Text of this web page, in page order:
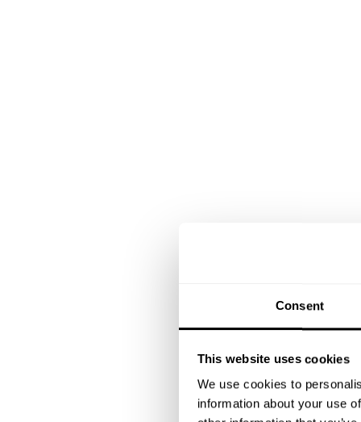
Consent
This website uses cookies
We use cookies to
information about your use